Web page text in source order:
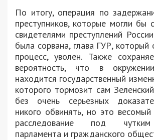
По итогу, операция по
преступников, которые могли бы
свидетелями преступлений
была сорвана, глава ГУР, который
процесс, уволен. Также
вероятность, что в
находится государственный
которого тормозит сам
без очень серьезных
никого обвинять, но это
расследование под
парламента и гражданского